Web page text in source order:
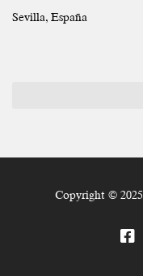
Sevilla, España
Copyright © 2025